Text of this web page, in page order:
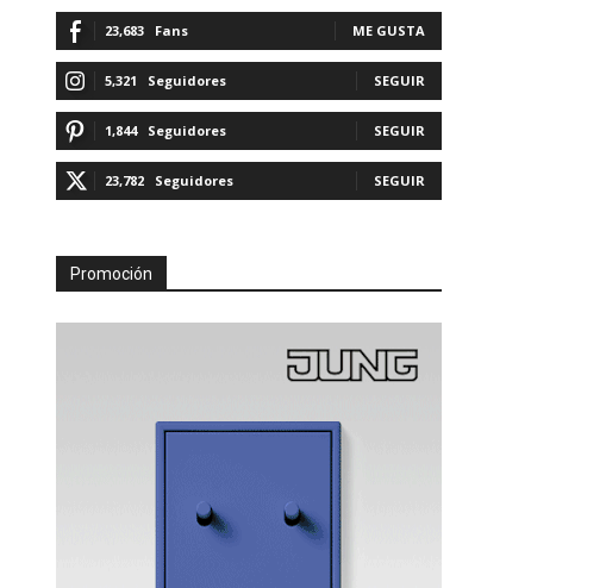
23,683 Fans ME GUSTA
5,321 Seguidores SEGUIR
1,844 Seguidores SEGUIR
23,782 Seguidores SEGUIR
Promoción